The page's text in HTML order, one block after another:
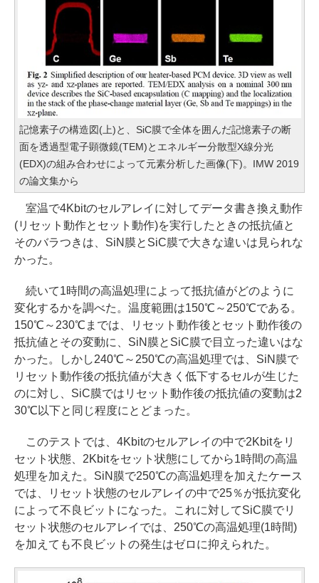
記憶素子の構造図(上)と、SiC膜で全体を囲んだ記憶素子の断
面を透過型電子顕微鏡(TEM)とエネルギー分散型X線分光
(EDX)の組み合わせによって元素分析した画像(下)。IMW 2019
の論文集から
室温で4Kbitのセルアレイに対してデータ書き換え動作
(リセット動作とセット動作)を実行したときの抵抗値と
そのバラつきは、SiN膜とSiC膜で大きな違いは見られな
かった。
続いて1時間の高温処理によって抵抗値がどのように
変化するかを調べた。温度範囲は150℃～250℃である。
150℃～230℃までは、リセット動作後とセット動作後の
抵抗値とその変動に、SiN膜とSiC膜で目立った違いはな
かった。しかし240℃～250℃の高温処理では、SiN膜で
リセット動作後の抵抗値が大きく低下するセルが生じた
のに対し、SiC膜ではリセット動作後の抵抗値の変動は2
30℃以下と同じ程度にとどまった。
このテストでは、4Kbitのセルアレイの中で2Kbitをリ
セット状態、2Kbitをセット状態にしてから1時間の高温
処理を加えた。SiN膜で250℃の高温処理を加えたケース
では、リセット状態のセルアレイの中で25％が抵抗変化
によって不良ビットになった。これに対してSiC膜でリ
セット状態のセルアレイでは、250℃の高温処理(1時間)
を加えても不良ビットの発生はゼロに抑えられた。